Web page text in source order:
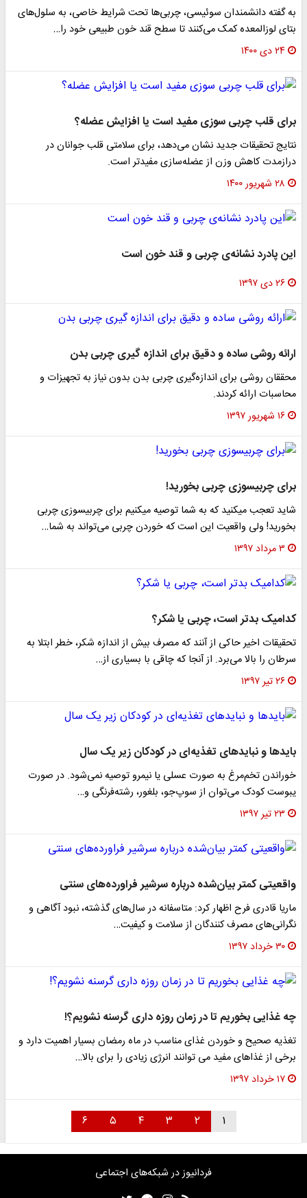
به گفته دانشمندان سوئیسی، چربی‌ها تحت شرایط خاصی، به سلول‌های
بتای لوزالمعده کمک می‌کنند تا سطح قند خون طبیعی خود را…
۲۴ دی ۱۴۰۰
برای قلب چربی سوزی مفید است یا افزایش عضله؟
نتایج تحقیقات جدید نشان می‌دهد، برای سلامتی قلب جوانان در
درازمدت کاهش وزن از عضله‌سازی مفیدتر است.
۲۸ شهریور ۱۴۰۰
این پادرد نشانه‌ی چربی و قند خون است
۲۶ دی ۱۳۹۷
ارائه روشی ساده و دقیق برای اندازه گیری چربی بدن
محققان روشی برای اندازه‌گیری چربی بدن بدون نیاز به تجهیزات و
محاسبات ارائه کردند.
۱۶ شهریور ۱۳۹۷
برای چربی‎سوزی چربی بخورید!
شاید تعجب می‏کنید که به شما توصیه می‎کنیم برای چربی‎سوزی چربی
بخورید! ولی واقعیت این است که خوردن چربی می‌تواند به شما…
۳ مرداد ۱۳۹۷
کدامیک بدتر است، چربی یا شکر؟
تحقیقات اخیر حاکی از آنند که مصرف بیش از اندازه شکر، خطر ابتلا به
سرطان را بالا می‌برد. از آنجا که چاقی با بسیاری از…
۲۶ تیر ۱۳۹۷
باید‌ها و نبایدهای تغذیه‌ای در کودکان زیر یک سال
خوراندن تخم‌مرغ به ‌صورت عسلی یا نیمرو توصیه نمی‌شود. در صورت
یبوست کودک می‌توان از سوپ‌جو، بلغور، رشته‌فرنگی و…
۲۳ تیر ۱۳۹۷
واقعیتی کمتر بیان‌شده درباره سرشیر فراورده‌های سنتی
ماریا قادری فرح اظهار کرد: متاسفانه در سال‌های گذشته، نبود آگاهی و
نگرانی‌های مصرف کنندگان از سلامت و کیفیت…
۳۰ خرداد ۱۳۹۷
چه غذایی بخوریم تا در زمان روزه داری گرسنه نشویم؟!
تغذیه صحیح و خوردن غذای مناسب در ماه رمضان بسیار اهمیت دارد و
برخی از غذاهای مفید می توانند انرژی زیادی را برای بالا…
۱۷ خرداد ۱۳۹۷
۱ ۲ ۳ ۴ ۵ ۶
فردانیوز در شبکه‌های اجتماعی